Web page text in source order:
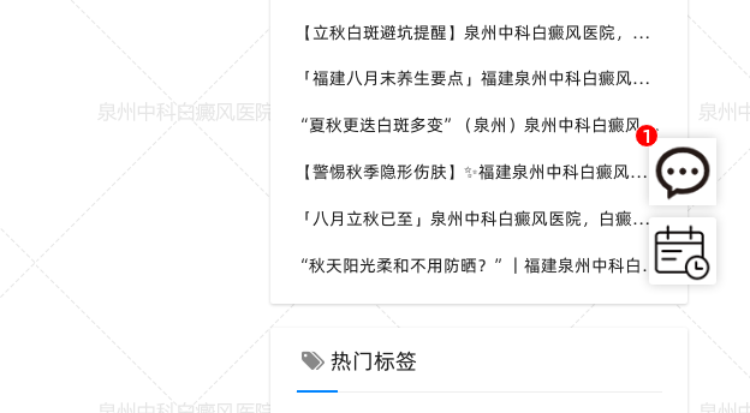
【立秋白斑避坑提醒】泉州中科白癜风医院，白癜风换季养护，避开误区少走弯路
「福建八月末养生要点」福建泉州中科白癜风医院，白癜风，合理运动助力身体状态
“夏秋更迭白斑多变”（泉州）泉州中科白癜风医院，白癜风，早留意皮肤异常变化
【警惕秋季隐形伤肤】✨福建泉州中科白癜风医院，白癜风，秋风也会给皮肤带来刺激
「八月立秋已至」泉州中科白癜风医院，白癜风，夏秋交替做好养护，助力白斑维稳
“秋天阳光柔和不用防晒？”｜福建泉州中科白癜风医院，白癜风这个想法是错误的
热门标签
1